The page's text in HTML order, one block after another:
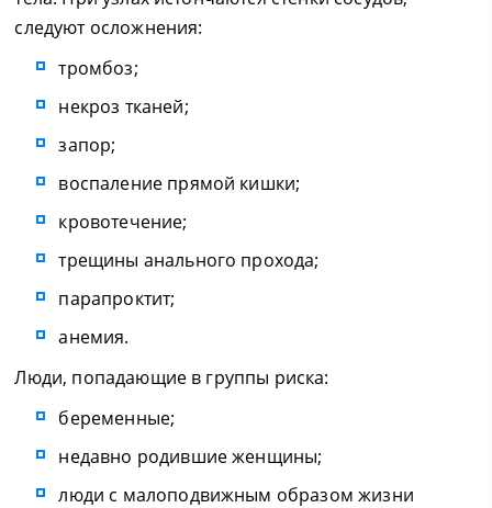
следуют осложнения:
тромбоз;
некроз тканей;
запор;
воспаление прямой кишки;
кровотечение;
трещины анального прохода;
парапроктит;
анемия.
Люди, попадающие в группы риска:
беременные;
недавно родившие женщины;
люди с малоподвижным образом жизни